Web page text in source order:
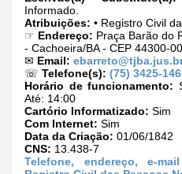
Informado.
Atribuições: • Registro Civil
☞ Endereço: Praça Barão do
- Cachoeira/BA - CEP 44300-
✉ Email:
☏ Telefone(s): (75) 3425-
Horário de funcionamento:
Até: 14:00
Cartório Informatizado: Sim
Com Internet: Sim
Data da Criação: 01/06/1842
CNS: 13.438-7
Telefone, endereço, e-